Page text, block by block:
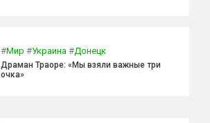
#Мир #Украина #Донецк
Драман Траоре: «Мы взяли важные три
очка»